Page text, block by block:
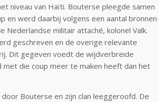
niveau van Haïti. Bouterse pleegde samen
en werd daarbij volgens een aantal bronnen
Nederlandse militair attaché, kolonel Valk.
geschreven en de overige relevante
Dit gegeven voedt de wijdverbreide
met die coup meer te maken heeft dan het
Bouterse en zijn clan leeggeroofd. De